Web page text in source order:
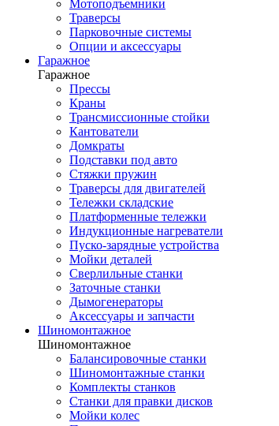
Мотоподъемники
Траверсы
Парковочные системы
Опции и аксессуары
Гаражное
Гаражное
Прессы
Краны
Трансмиссионные стойки
Кантователи
Домкраты
Подставки под авто
Стяжки пружин
Траверсы для двигателей
Тележки складские
Платформенные тележки
Индукционные нагреватели
Пуско-зарядные устройства
Мойки деталей
Сверлильные станки
Заточные станки
Дымогенераторы
Аксессуары и запчасти
Шиномонтажное
Шиномонтажное
Балансировочные станки
Шиномонтажные станки
Комплекты станков
Станки для правки дисков
Мойки колес